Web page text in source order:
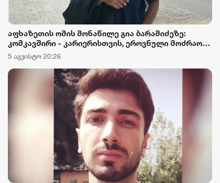
აფხაზეთის ომის მონაწილე გია ბარამიძეზე:
კომკავშირი - კარიერისთვის, ეროვნული მოძრაობა
- კარიერისთვის, აფხაზეთის ომი და ვეტერანის
სტატუსი - კარიერისთვის. დანაშაულებრივი
ტყუილი, ტყვეთა დახვრეტის თაობაზე რისთვის
დასჭირდა, ესეც კარიერისთვის?
5 აგვისტო 20:26